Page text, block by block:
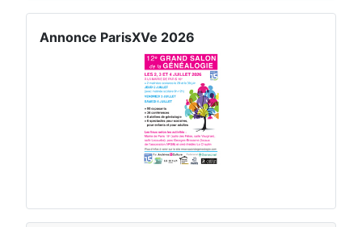
Annonce ParisXVe 2026